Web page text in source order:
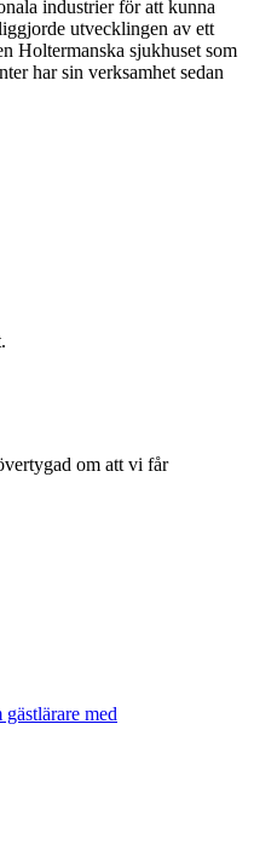
industrier för att kunna
utvecklingen av ett
Holtermanska sjukhuset som
har sin verksamhet sedan
om att vi får
med